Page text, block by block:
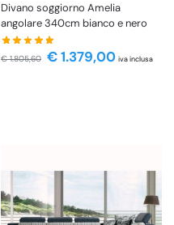
Divano soggiorno Amelia
angolare 340cm bianco e nero
€1.805,60 €1.379,00 iva inclusa